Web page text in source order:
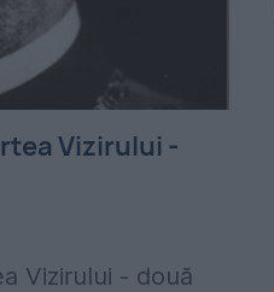
Vizirului -
Vizirului - două